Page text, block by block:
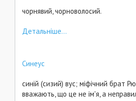
чорнявий, чорноволосий.
Детальніше...
Синеус
синій (сизий) вус; міфічний брат
вважають, що це не ім'я, а